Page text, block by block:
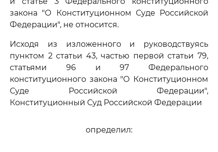
закона "О Конституционном Суде Российской
Федерации", не относится.
Исходя из изложенного и руководствуясь
пунктом 2 статьи 43, частью первой статьи 79,
статьями 96 и 97 Федерального
конституционного закона "О Конституционном
Суде Российской Федерации",
Конституционный Суд Российской Федерации
определил: